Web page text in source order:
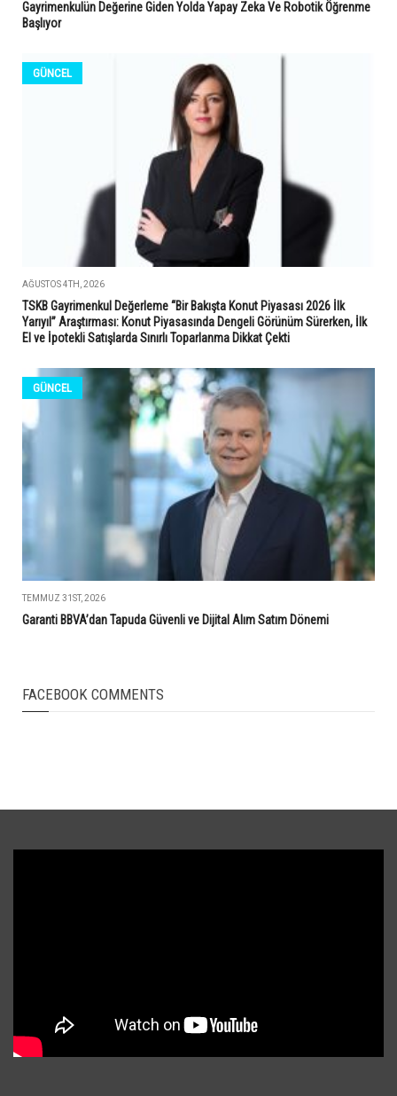
Gayrimenkulün Değerine Giden Yolda Yapay Zeka Ve Robotik Öğrenme
Başlıyor
GÜNCEL
AĞUSTOS 4TH, 2026
TSKB Gayrimenkul Değerleme “Bir Bakışta Konut Piyasası 2026 İlk
Yarıyıl” Araştırması: Konut Piyasasında Dengeli Görünüm Sürerken, İlk
El ve İpotekli Satışlarda Sınırlı Toparlanma Dikkat Çekti
GÜNCEL
TEMMUZ 31ST, 2026
Garanti BBVA’dan Tapuda Güvenli ve Dijital Alım Satım Dönemi
FACEBOOK COMMENTS